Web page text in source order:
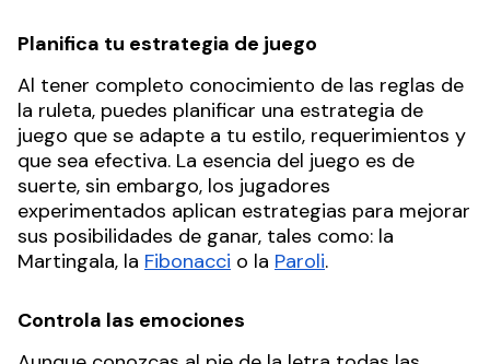
Planifica tu estrategia de juego
Al tener completo conocimiento de las reglas de
la ruleta, puedes planificar una estrategia de
juego que se adapte a tu estilo, requerimientos y
que sea efectiva. La esencia del juego es de
suerte, sin embargo, los jugadores
experimentados aplican estrategias para mejorar
sus posibilidades de ganar, tales como: la
Martingala, la Fibonacci o la Paroli.
Controla las emociones